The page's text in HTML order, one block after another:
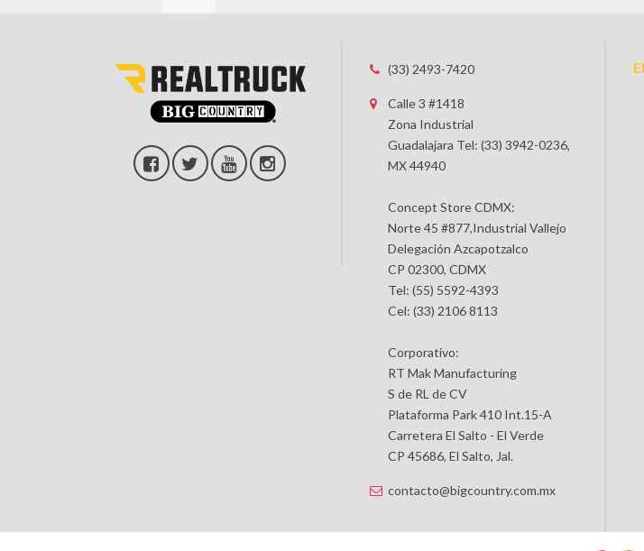
(33) 2493-7420
Calle 3 #1418
Zona Industrial
Guadalajara Tel: (33) 3942-0236,
MX 44940
Concept Store CDMX:
Norte 45 #877,Industrial Vallejo
Delegación Azcapotzalco
CP 02300, CDMX
Tel: (55) 5592-4393
Cel: (33) 2106 8113
Corporativo:
RT Mak Manufacturing
S de RL de CV
Plataforma Park 410 Int.15-A
Carretera El Salto - El Verde
CP 45686, El Salto, Jal.
contacto@bigcountry.com.mx